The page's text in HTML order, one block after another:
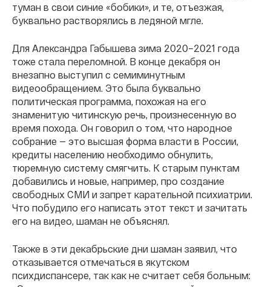
туман в свои синие «бобики», и те, отъезжая,
буквально растворялись в ледяной мгле.
Для Александра Габышева зима 2020–2021 года
тоже стала переломной. В конце декабря он
внезапно выступил с семиминутным
видеообращением. Это была буквально
политическая программа, похожая на его
знаменитую читинскую речь, произнесенную во
время похода. Он говорил о том, что народное
собрание — это высшая форма власти в России,
кредиты населению необходимо обнулить,
тюремную систему смягчить. К старым пунктам
добавились и новые, например, про создание
свободных СМИ и запрет карательной психиатрии.
Что побудило его написать этот текст и зачитать
его на видео, шаман не объяснял.
Также в эти декабрьские дни шаман заявил, что
отказывается отмечаться в якутском
психдиспансере, так как не считает себя больным: